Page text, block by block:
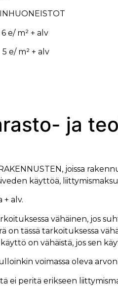
m² + alv
m² + alv
ja
joissa
käyttöä,
alv.
vähäinen, jos
on tässä tarkoituksessa
käyttö on vähäistä, jos sen
voimassa oleva
ei peritä erikseen